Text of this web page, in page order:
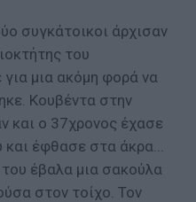
συγκάτοικοι άρχισαν
του
μια ακόμη φορά να
Κουβέντα στην
και ο 37χρονος έχασε
και έφθασε στα άκρα...
έβαλα μια σακούλα
στον τοίχο. Τον